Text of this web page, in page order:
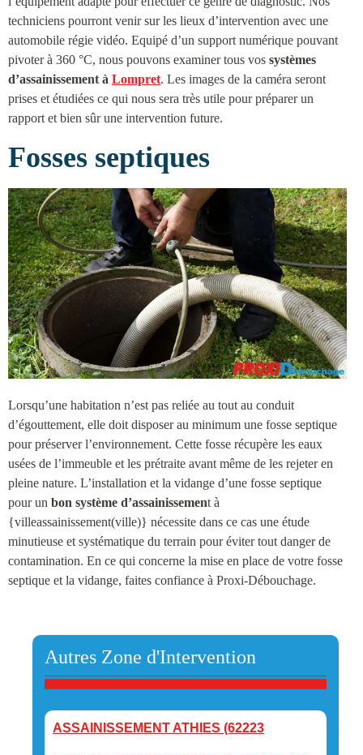
techniciens pourront venir sur les lieux d’intervention avec une
automobile régie vidéo. Equipé d’un support numérique pouvant
pivoter à 360 °C, nous pouvons examiner tous vos systèmes
d’assainissement à Lompret. Les images de la caméra seront
prises et étudiées ce qui nous sera très utile pour préparer un
rapport et bien sûr une intervention future.
Fosses septiques
Lorsqu’une habitation n’est pas reliée au tout au conduit
d’égouttement, elle doit disposer au minimum une fosse septique
pour préserver l’environnement. Cette fosse récupère les eaux
usées de l’immeuble et les prétraite avant même de les rejeter en
pleine nature. L’installation et la vidange d’une fosse septique
pour un bon système d’assainissement à
{villeassainissement(ville)} nécessite dans ce cas une étude
minutieuse et systématique du terrain pour éviter tout danger de
contamination. En ce qui concerne la mise en place de votre fosse
septique et la vidange, faites confiance à Proxi-Débouchage.
Autres Zone d'Intervention
ASSAINISSEMENT ATHIES (62223